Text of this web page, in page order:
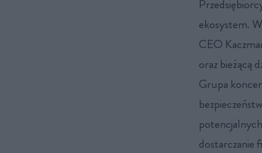
ekosystem.
CEO
oraz bieżącą
Grupa
dostarczanie